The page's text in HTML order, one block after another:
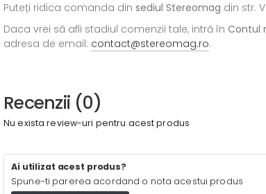
Puteți ridica comanda din sediul Stereomag din str.
Daca vrei să afli stadiul comenzii tale, intră în Contul
adresa de email: contact@stereomag.ro.
Recenzii (0)
Nu exista review-uri pentru acest produs
Ai utilizat acest produs?
Spune-ti parerea acordand o nota acestui produs